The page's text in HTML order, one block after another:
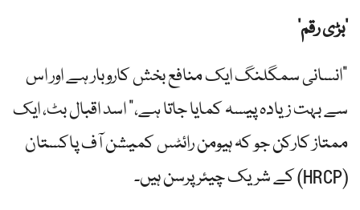
‘بڑی رقم’
"انسانی سمگلنگ ایک منافع بخش کاروبار ہے اور اس
سے بہت زیادہ پیسہ کمایا جاتا ہے،” اسد اقبال بٹ، ایک
ممتاز کارکن جو کہ ہیومن رائٹس کمیشن آف پاکستان
(HRCP) کے شریک چیئرپرسن ہیں۔